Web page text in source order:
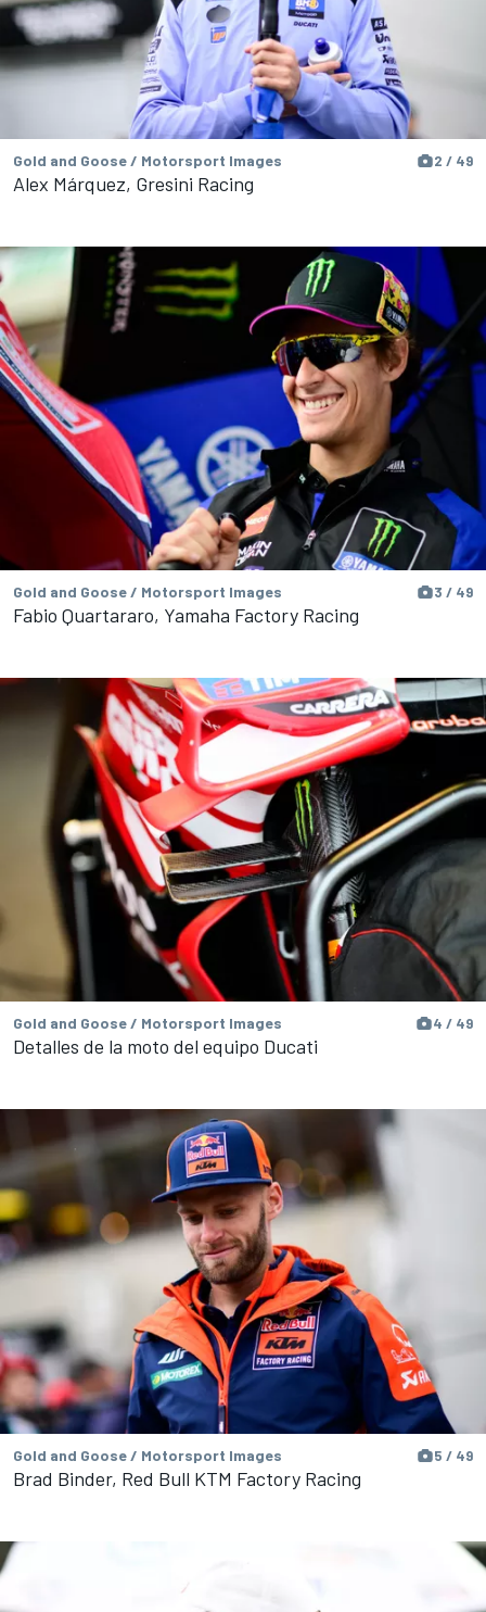
Gold and Goose / Motorsport Images 2 / 49
Alex Márquez, Gresini Racing
Gold and Goose / Motorsport Images 3 / 49
Fabio Quartararo, Yamaha Factory Racing
Gold and Goose / Motorsport Images 4 / 49
Detalles de la moto del equipo Ducati
Gold and Goose / Motorsport Images 5 / 49
Brad Binder, Red Bull KTM Factory Racing